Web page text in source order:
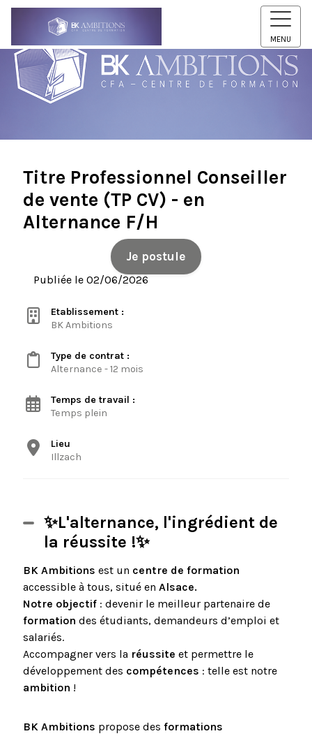
MENU
Titre Professionnel Conseiller
de vente (TP CV) - en
Alternance F/H
Je postule
Publiée le 02/06/2026
Etablissement :
BK Ambitions
Type de contrat :
Alternance - 12 mois
Temps de travail :
Temps plein
Lieu
Illzach
✨L'alternance, l'ingrédient de
la réussite !✨
BK Ambitions est un centre de formation
accessible à tous, situé en Alsace.
Notre objectif : devenir le meilleur partenaire de
formation des étudiants, demandeurs d’emploi et
salariés.
Accompagner vers la réussite et permettre le
développement des compétences : telle est notre
ambition !
BK Ambitions propose des formations